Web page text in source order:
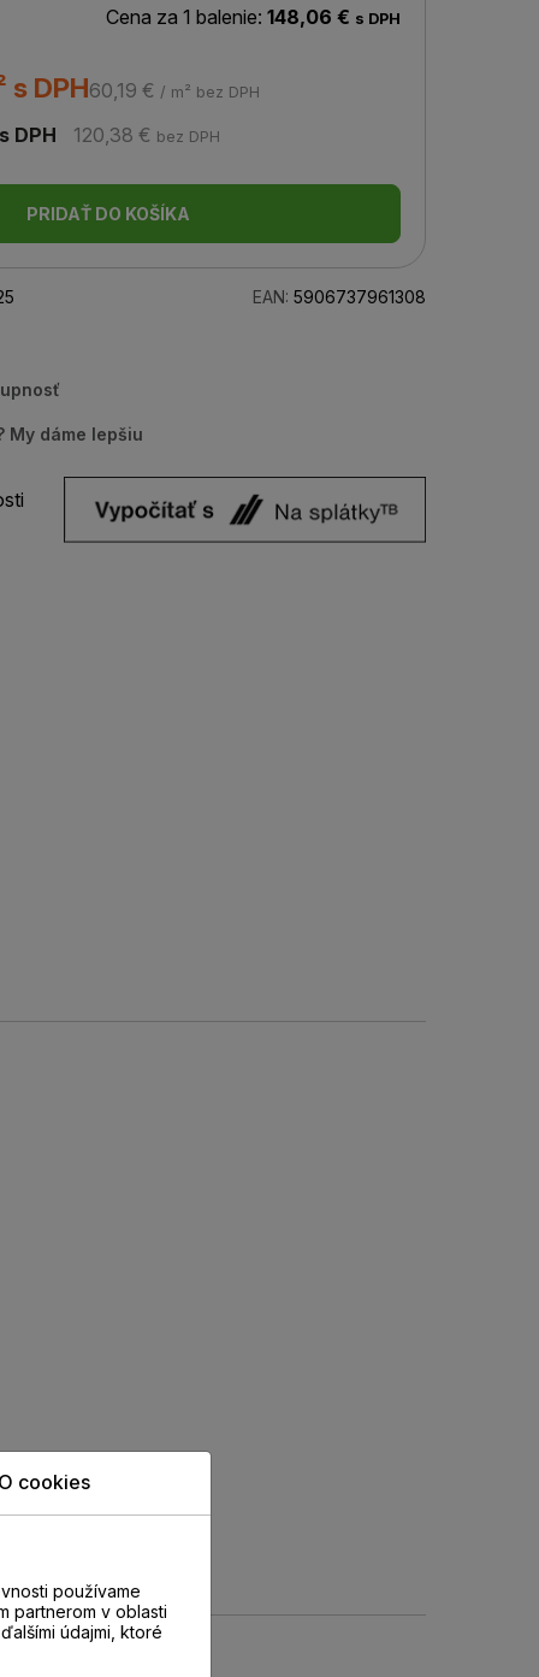
Cena za 1 balenie: 148,06 € s DPH
s DPH60,19 € / m² bez DPH
DPH 120,38 € bez DPH
PRIDAŤ DO KOŠÍKA
EAN: 5906737961308
My dáme lepšiu
cookies
používame
partnerom v oblasti
údajmi, ktoré